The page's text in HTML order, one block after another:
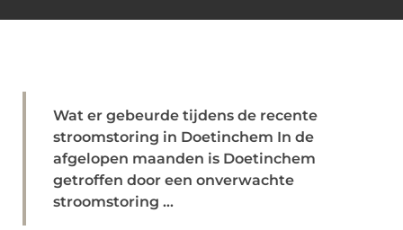
Wat er gebeurde tijdens de recente
stroomstoring in Doetinchem In de
afgelopen maanden is Doetinchem
getroffen door een onverwachte
stroomstoring ...